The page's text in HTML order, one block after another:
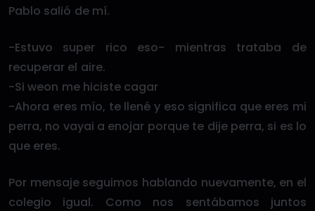
Pablo salió de mí.
-Estuvo super rico eso- mientras trataba de
recuperar el aire.
-Si weon me hiciste cagar
-Ahora eres mío, te llené y eso significa que eres mi
perra, no vayai a enojar porque te dije perra, si es lo
que eres.
Por mensaje seguimos hablando nuevamente, en el
colegio igual. Como nos sentábamos juntos